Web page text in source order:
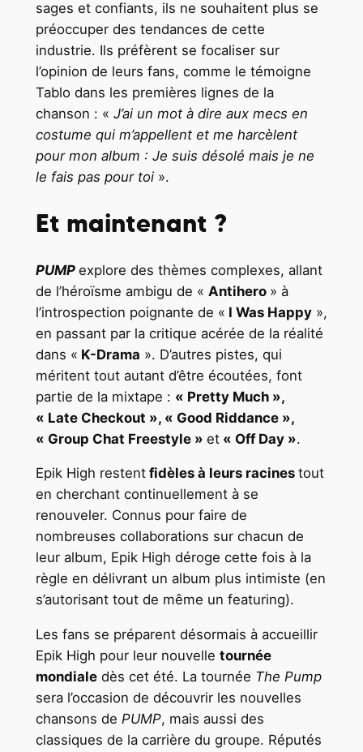
sages et confiants, ils ne souhaitent plus se
préoccuper des tendances de cette
industrie. Ils préfèrent se focaliser sur
l’opinion de leurs fans, comme le témoigne
Tablo dans les premières lignes de la
chanson : « J’ai un mot à dire aux mecs en
costume qui m’appellent et me harcèlent
pour mon album : Je suis désolé mais je ne
le fais pas pour toi».
Et maintenant ?
PUMP explore des thèmes complexes, allant
de l’héroïsme ambigu de « Antihero » à
l’introspection poignante de « I Was Happy»,
en passant par la critique acérée de la réalité
dans « K-Drama ». D’autres pistes, qui
méritent tout autant d’être écoutées, font
partie de la mixtape : « Pretty Much »,
« Late Checkout », « Good Riddance »,
« Group Chat Freestyle » et« Off Day ».
Epik High restentfidèles à leurs racines tout
en cherchant continuellement à se
renouveler. Connus pour faire de
nombreuses collaborations sur chacun de
leur album, Epik High déroge cette fois à la
règle en délivrant un album plus intimiste (en
s’autorisant tout de même un featuring).
Les fans se préparent désormais à accueillir
Epik High pour leur nouvelle tournée
mondialedès cet été. La tournée The Pump
sera l’occasion de découvrir les nouvelles
chansons de PUMP, mais aussi des
classiques de la carrière du groupe. Réputés